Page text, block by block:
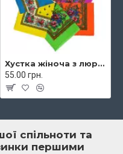
Хустка жіноча з люрексом 70х70 7974
55.00 грн.
спільноти та
першими